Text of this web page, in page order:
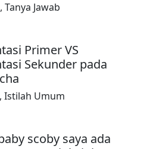
, Tanya Jawab
Primer VS
Sekunder pada
, Istilah Umum
scoby saya ada